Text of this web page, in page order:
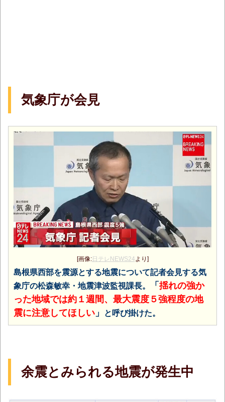
気象庁が会見
[画像:日テレNEWS24 より]
島根県西部を震源とする地震について記者会見する気
象庁の松森敏幸・地震津波監視課長。
「 揺れの強か
った地域では約１週間、最大震度５強程度の地
震に注意してほしい 」 と呼び掛けた。
余震とみられる地震が発生中